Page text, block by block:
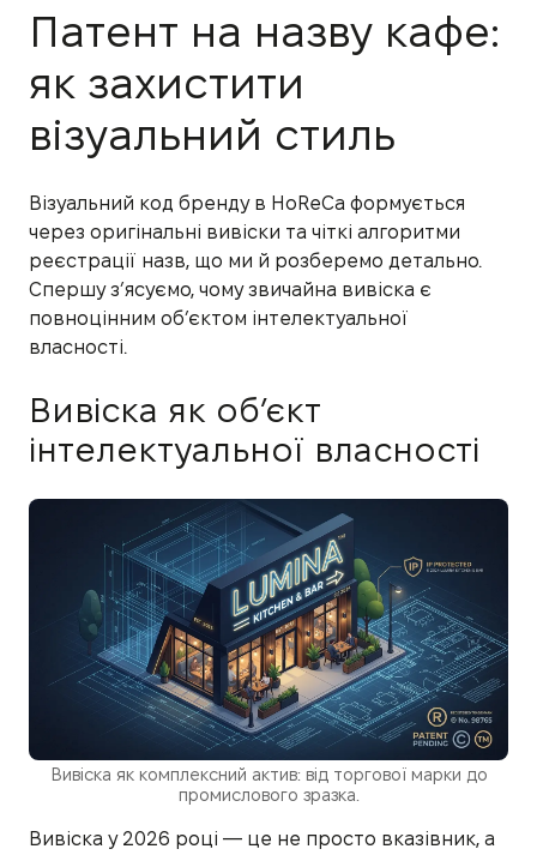
Патент на назву кафе:
як захистити
візуальний стиль
Візуальний код бренду в HoReCa формується
через оригінальні вивіски та чіткі алгоритми
реєстрації назв, що ми й розберемо детально.
Спершу з’ясуємо, чому звичайна вивіска є
повноцінним об’єктом інтелектуальної
власності.
Вивіска як об’єкт
інтелектуальної власності
Вивіска як комплексний актив: від торгової марки до
промислового зразка.
Вивіска у 2026 році — це не просто вказівник, а